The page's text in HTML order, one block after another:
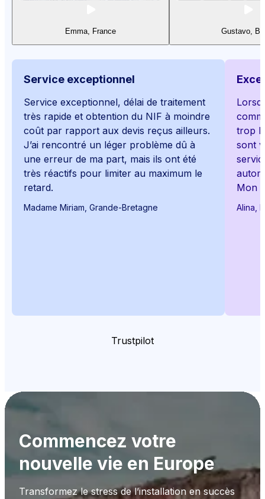
Emma, France Gustavo,
Service exceptionnel
Service exceptionnel, délai de traitement
très rapide et obtention du NIF à moindre
coût par rapport aux devis reçus ailleurs.
J’ai rencontré un léger problème dû à
une erreur de ma part, mais ils ont été
très réactifs pour limiter au maximum le
retard.
Madame Miriam, Grande-Bretagne
trop
sont
Mon
Alina,
Trustpilot
Commencez votre
nouvelle vie en Europe
Transformez le stress de l’installation en succès